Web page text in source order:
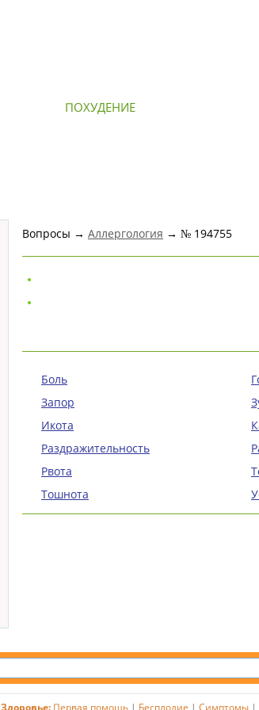
ПОХУДЕНИЕ
Вопросы → Аллергология → № 194755
Боль
Запор
Икота
Раздражительность
Рвота
Тошнота
Здоровье: Первая помощь| Бесплодие | Симптомы|